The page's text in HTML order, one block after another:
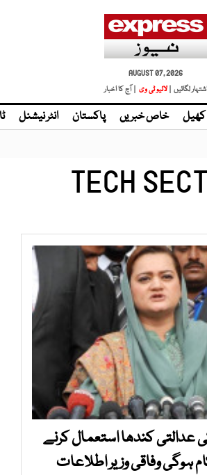
AUGUST 07, 2026
اشتہار لگائیں | لائیو ٹی وی | آج کا اخبار
کھیل خاص خبریں پاکستان انٹر نیشنل
TECH
عدالتی کندھا استعمال کرنے
ہوگی وفاقی وزیر اطلاعات